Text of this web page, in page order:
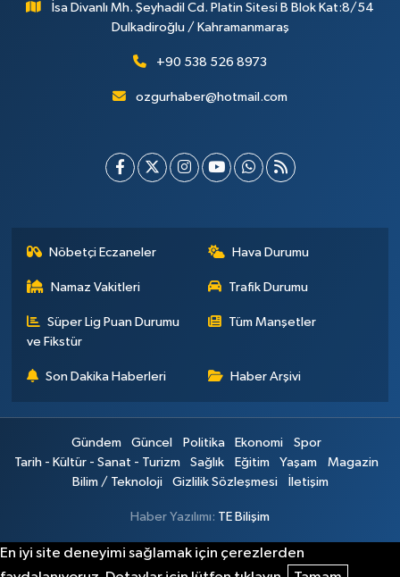
İsa Divanlı Mh. Şeyhadil Cd. Platin Sitesi B Blok Kat:8/54
Dulkadiroğlu / Kahramanmaraş
+90 538 526 8973
ozgurhaber@hotmail.com
Nöbetçi Eczaneler Hava Durumu
Namaz Vakitleri Trafik Durumu
Süper Lig Puan Durumu
ve Fikstür
Tüm Manşetler
Son Dakika Haberleri Haber Arşivi
Gündem Güncel Politika Ekonomi
Spor
Tarih - Kültür - Sanat - Turizm
Sağlık Eğitim Yaşam
Magazin
Bilim / Teknoloji
Gizlilik Sözleşmesi İletişim
Haber Yazılımı: TE Bilişim
En iyi site deneyimi sağlamak için çerezlerden